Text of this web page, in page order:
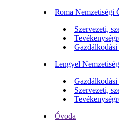
Roma Nemzetiségi
Szervezeti,
Gazdálkodási
Lengyel
Gazdálkodási
Szervezeti,
Óvoda